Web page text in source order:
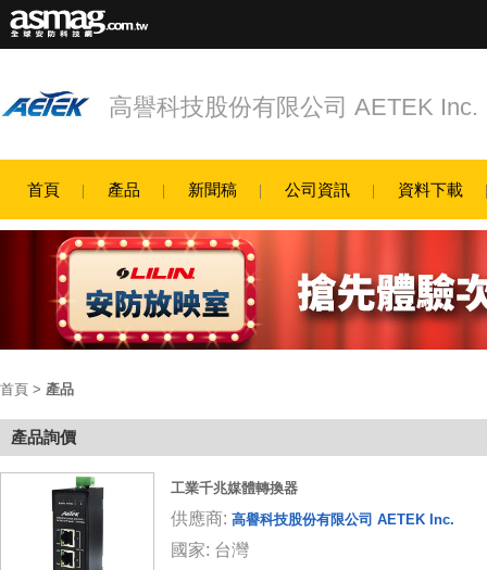
高譽科技股份有限公司 AETEK Inc.
首頁 產品 新聞稿 公司資訊 資料下載
首頁 > 產品
產品詢價
工業千兆媒體轉換器
供應商: 高譽科技股份有限公司 AETEK Inc.
國家: 台灣